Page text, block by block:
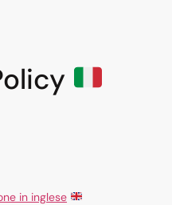
in inglese